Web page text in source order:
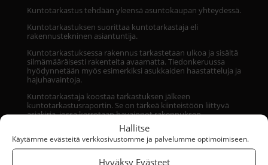
Hallitse
Käytämme evästeitä verkkosivustomme ja palvelumme optimoimiseen.
Hyväksy Evästeet
Kuntotarkastus tehdään yleensä asuntokaupan yhteydessä.
Kuntotarkastuksen suorittaa kuntotarkastaja eli
rakennustekninen asiantuntija.
Kuntotarkastuksessa rakennus tarkastetaan ulkoa ja sisältä
silmämääräisesti rakenteita avaamatta. Tiedonkeruussa
hyödynnetään myös esimerkiksi asukkaiden haastatteluja ja
hajuhavaintoja.
Kuntotarkastaja koostaa tarkastuksen jälkeen
kuntotarkastusraportin. Se on tärkeä kiinteistöön liittyvä
asiakirja, jossa kerrotaan havainnot rakennuksen
yleiskunnosta